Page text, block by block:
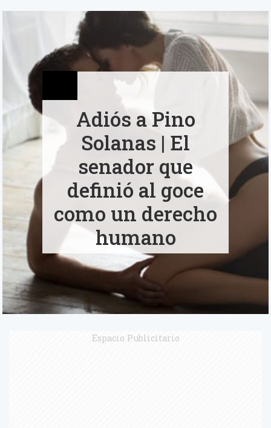
Adiós a Pino
Solanas | El
senador que
definió al goce
como un derecho
humano
Espacio Publicitario